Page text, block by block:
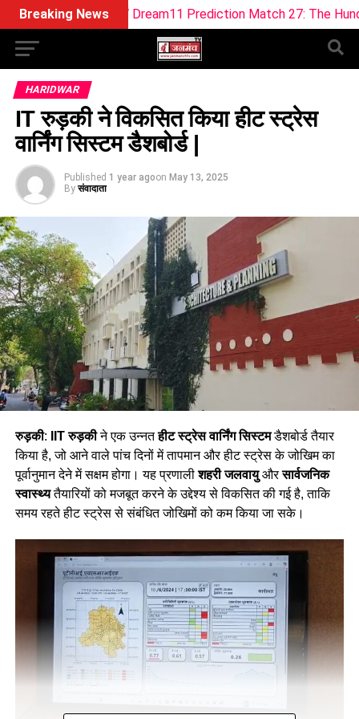
Breaking News
W Dream11 Prediction Match 27: The Hundred Women
HARIDWAR
IT रुड़की ने विकसित किया हीट स्ट्रेस
वार्निंग सिस्टम डैशबोर्ड |
Published 1 year agoon May 13, 2025
By संवादाता
रुड़की: IIT रुड़कीने एक उन्नतहीट स्ट्रेस वार्निंग सिस्टमडैशबोर्ड तैयार
किया है, जो आने वाले पांच दिनों में तापमान और हीट स्ट्रेस के जोखिम का
पूर्वानुमान देने में सक्षम होगा। यह प्रणालीशहरी जलवायुऔरसार्वजनिक
स्वास्थ्यतैयारियों को मजबूत करने के उद्देश्य से विकसित की गई है, ताकि
समय रहते हीट स्ट्रेस से संबंधित जोखिमों को कम किया जा सके।